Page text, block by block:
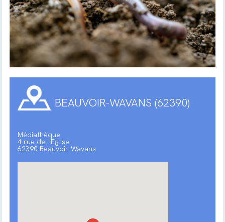
BEAUVOIR-WAVANS (62390)
Médiathèque
4 rue de l'Eglise
62390 Beauvoir-Wavans